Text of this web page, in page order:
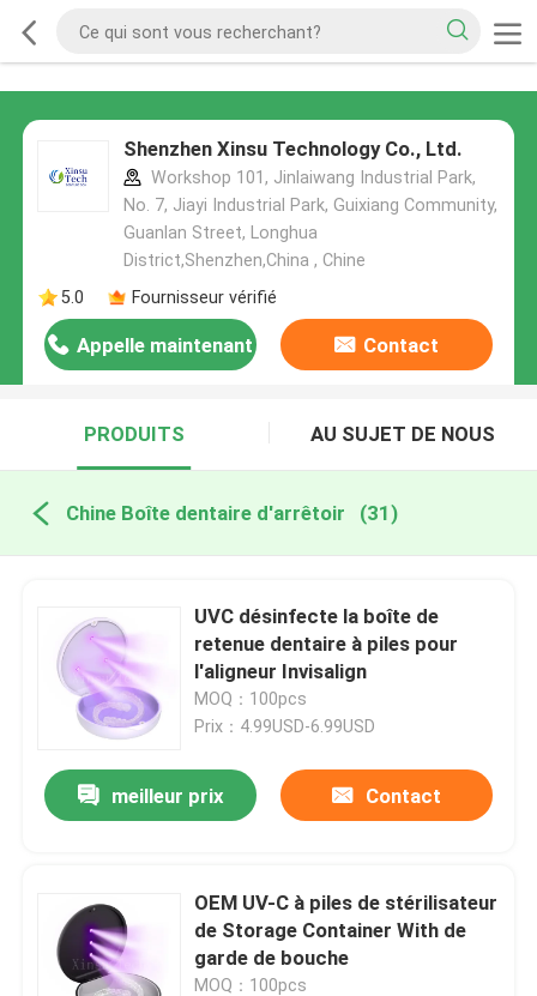
Shenzhen Xinsu Technology Co., Ltd.
Workshop 101, Jinlaiwang Industrial Park,
No. 7, Jiayi Industrial Park, Guixiang Community,
Guanlan Street, Longhua
District,Shenzhen,China , Chine
5.0
Fournisseur vérifié
Appelle maintenant Contact
PRODUITS AU SUJET DE NOUS
Chine Boîte dentaire d'arrêtoir (31)
UVC désinfecte la boîte de
retenue dentaire à piles pour
l'aligneur Invisalign
MOQ：100pcs
Prix：4.99USD-6.99USD
meilleur prix Contact
OEM UV-C à piles de stérilisateur
de Storage Container With de
garde de bouche
MOQ：100pcs